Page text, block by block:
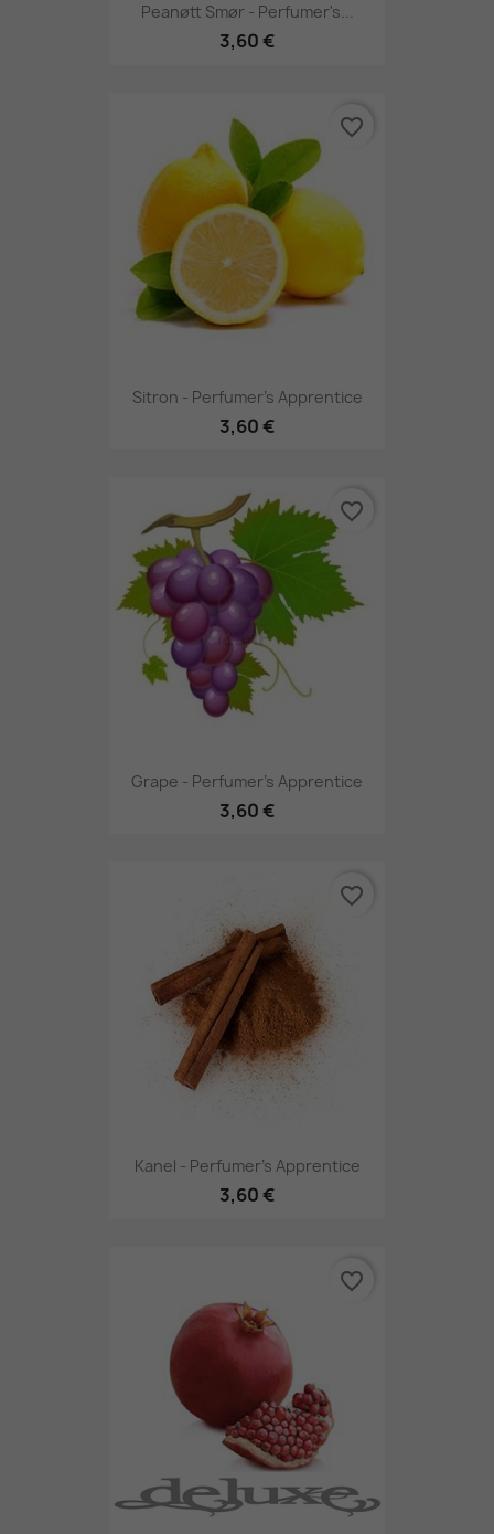
Peanøtt Smør - Perfumer's...
3,60 €
Sitron - Perfumer's Apprentice
3,60 €
favorite_border
Grape - Perfumer's Apprentice
3,60 €
favorite_border
Kanel - Perfumer's Apprentice
3,60 €
favorite_border
favorite_border